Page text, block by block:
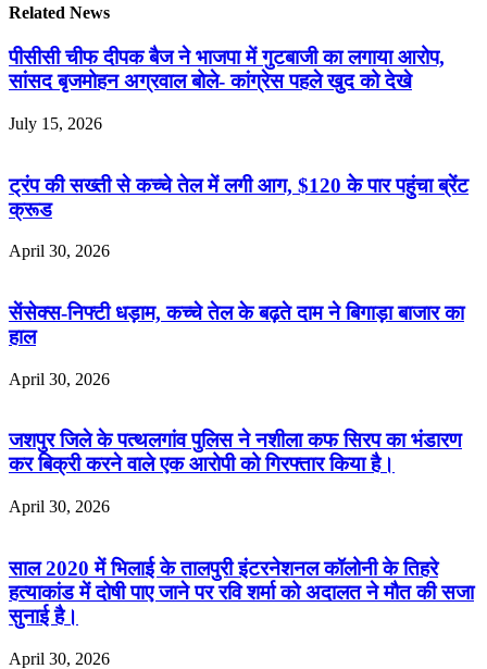
Related News
पीसीसी चीफ दीपक बैज ने भाजपा में गुटबाजी का लगाया आरोप,
सांसद बृजमोहन अग्रवाल बोले- कांग्रेस पहले खुद को देखे
July 15, 2026
ट्रंप की सख्ती से कच्चे तेल में लगी आग, $120 के पार पहुंचा ब्रेंट
क्रूड
April 30, 2026
सेंसेक्स-निफ्टी धड़ाम, कच्चे तेल के बढ़ते दाम ने बिगाड़ा बाजार का
हाल
April 30, 2026
जशपुर जिले के पत्थलगांव पुलिस ने नशीला कफ सिरप का भंडारण
कर बिक्री करने वाले एक आरोपी को गिरफ्तार किया है।
April 30, 2026
साल 2020 में भिलाई के तालपुरी इंटरनेशनल कॉलोनी के तिहरे
हत्याकांड में दोषी पाए जाने पर रवि शर्मा को अदालत ने मौत की सजा
सुनाई है।
April 30, 2026